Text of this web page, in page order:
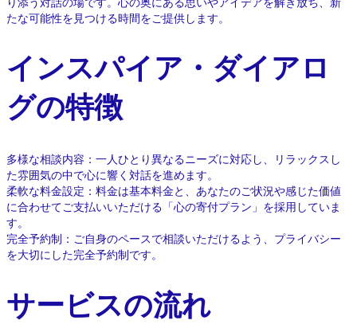
たな可能性を見つける時間をご提供します。
インスパイア・ダイアロ
グの特徴
多様な相談内容：一人ひとり異なるニーズに対応し、リラックスし
た雰囲気の中で心に響く対話を進めます。
柔軟な料金設定：料金は基本料金と、あなたのご状況や感じた価値
に合わせてご支払いいただける「心の寄付プラン」を採用していま
す。
完全予約制：ご自身のペースで相談いただけるよう、プライバシー
を大切にした完全予約制です。
サービスの流れ